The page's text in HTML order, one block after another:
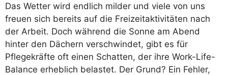
Das Wetter wird endlich milder und viele von uns
freuen sich bereits auf die Freizeitaktivitäten nach
der Arbeit. Doch während die Sonne am Abend
hinter den Dächern verschwindet, gibt es für
Pflegekräfte oft einen Schatten, der ihre Work-Life-
Balance erheblich belastet. Der Grund? Ein Fehler,